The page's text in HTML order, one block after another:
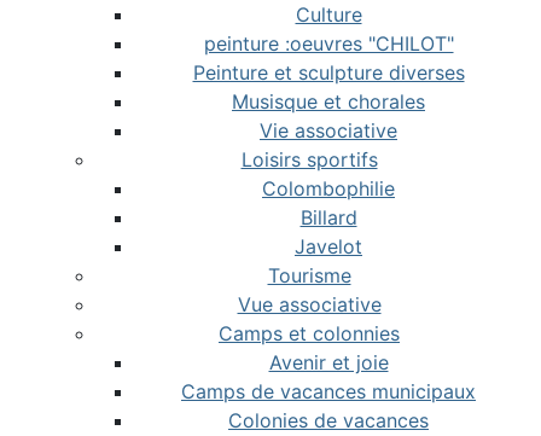
Culture
peinture :oeuvres "CHILOT"
Peinture et sculpture diverses
Musisque et chorales
Vie associative
Loisirs sportifs
Colombophilie
Billard
Javelot
Tourisme
Vue associative
Camps et colonnies
Avenir et joie
Camps de vacances municipaux
Colonies de vacances